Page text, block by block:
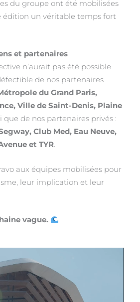
du groupe ont été mobilisées
édition un véritable temps fort
et partenaires
n’aurait pas été possible
de nos partenaires
du Grand Paris,
Ville de Saint-Denis, Plaine
de nos partenaires privés :
Club Med, Eau Neuve,
et TYR.
aux équipes mobilisées pour
leur implication et leur
vague.